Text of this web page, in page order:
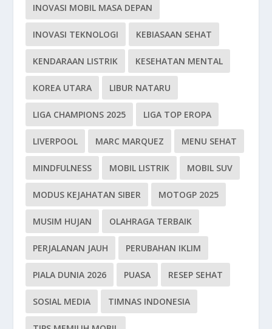
INOVASI MOBIL MASA DEPAN
INOVASI TEKNOLOGI KEBIASAAN SEHAT
KENDARAAN LISTRIK KESEHATAN MENTAL
KOREA UTARA LIBUR NATARU
LIGA CHAMPIONS 2025 LIGA TOP EROPA
LIVERPOOL MARC MARQUEZ MENU SEHAT
MINDFULNESS MOBIL LISTRIK MOBIL SUV
MODUS KEJAHATAN SIBER MOTOGP 2025
MUSIM HUJAN OLAHRAGA TERBAIK
PERJALANAN JAUH PERUBAHAN IKLIM
PIALA DUNIA 2026 PUASA RESEP SEHAT
SOSIAL MEDIA TIMNAS INDONESIA